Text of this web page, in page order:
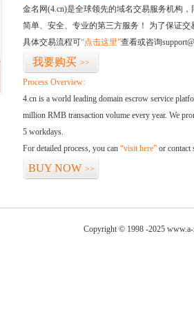
金名网(4.cn)是全球领先的域名交易服务机构
简单、安全、专业的第三方服务！ 为了保证
具体交易流程可“点击这里”查看或咨询
我要购买 >>
Process Overview:
4.cn is a world leading domain escrow service
million RMB transaction volume every year. We
5 workdays.
For detailed process, you can “visit here” or contact
BUY NOW >>
Copyright © 1998 -2025